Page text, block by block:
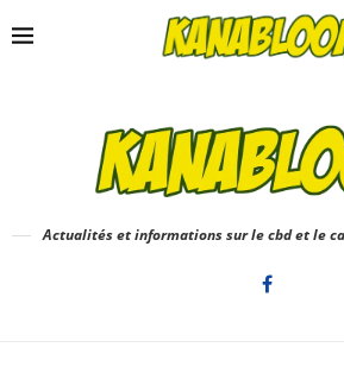
Actualités et informations sur le cbd et le